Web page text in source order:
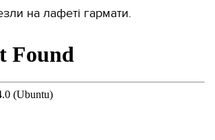
на лафеті гармати.